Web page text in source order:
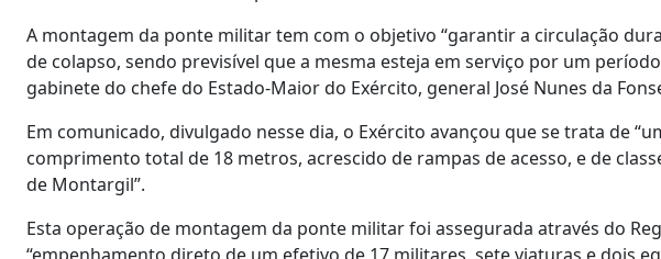
A montagem da ponte militar tem com o objetivo “garantir a circulação
de colapso, sendo previsível que a mesma esteja em serviço por um
gabinete do chefe do Estado-Maior do Exército, general José Nunes da
Em comunicado, divulgado nesse dia, o Exército avançou que se trata de
comprimento total de 18 metros, acrescido de rampas de acesso, e de
de Montargil”.
Esta operação de montagem da ponte militar foi assegurada através do